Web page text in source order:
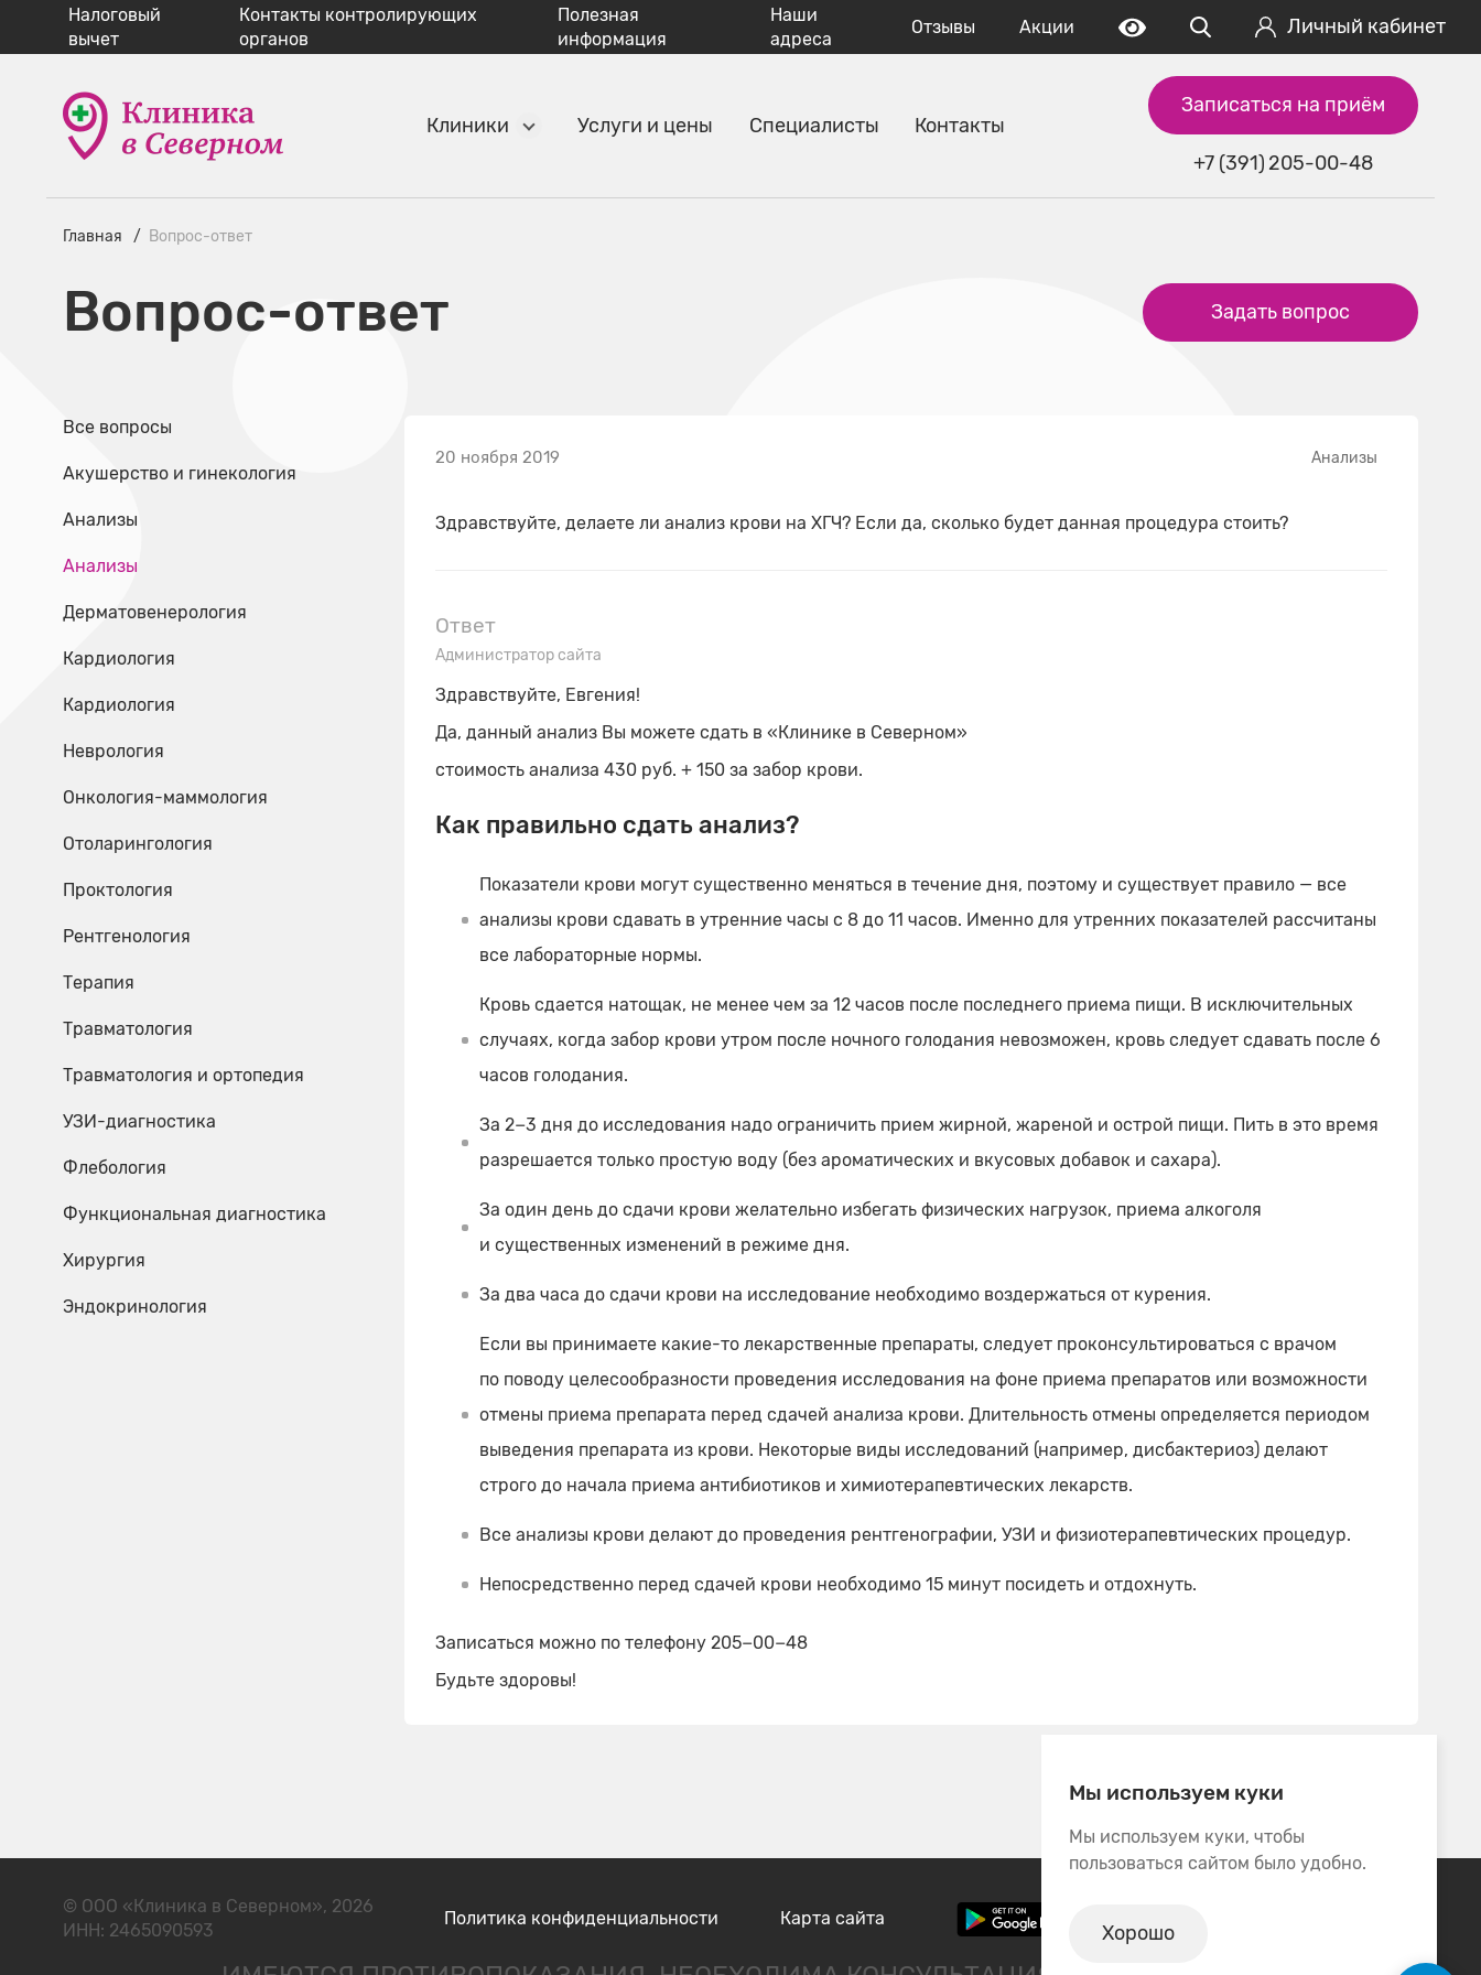
Налоговый
вычет
Контакты контролирующих
органов
Полезная
информация
Наши
адреса
Отзывы Акции Личный кабинет
Клиники Услуги и цены Специалисты
Контакты
+7 (391) 205-00-48
Записаться на приём
Главная Вопрос-ответ
Вопрос-ответ Задать вопрос
Все вопросы
Акушерство и гинекология
Анализы
Анализы
Дерматовенерология
Кардиология
Кардиология
Неврология
Онкология-маммология
Отоларингология
Проктология
Рентгенология
Терапия
Травматология
Травматология и ортопедия
УЗИ-диагностика
Флебология
Функциональная диагностика
Хирургия
Эндокринология
20 ноября 2019 Анализы
Здравствуйте, делаете ли анализ крови на ХГЧ? Если да, сколько будет данная процедура стоить?
Ответ
Администратор сайта
Здравствуйте, Евгения!
Да, данный анализ Вы можете сдать в «Клинике в Северном»
стоимость анализа 430 руб. + 150 за забор крови.
Как правильно сдать анализ?
Показатели крови могут существенно меняться в течение дня, поэтому и существует правило — все
анализы крови сдавать в утренние часы с 8 до 11 часов. Именно для утренних показателей рассчитаны
все лабораторные нормы.
Кровь сдается натощак, не менее чем за 12 часов после последнего приема пищи. В исключительных
случаях, когда забор крови утром после ночного голодания невозможен, кровь следует сдавать после 6
часов голодания.
За 2−3 дня до исследования надо ограничить прием жирной, жареной и острой пищи. Пить в это время
разрешается только простую воду (без ароматических и вкусовых добавок и сахара).
За один день до сдачи крови желательно избегать физических нагрузок, приема алкоголя
и существенных изменений в режиме дня.
За два часа до сдачи крови на исследование необходимо воздержаться от курения.
Если вы принимаете какие-то лекарственные препараты, следует проконсультироваться с врачом
по поводу целесообразности проведения исследования на фоне приема препаратов или возможности
отмены приема препарата перед сдачей анализа крови. Длительность отмены определяется периодом
выведения препарата из крови. Некоторые виды исследований (например, дисбактериоз) делают
строго до начала приема антибиотиков и химиотерапевтических лекарств.
Все анализы крови делают до проведения рентгенографии, УЗИ и физиотерапевтических процедур.
Непосредственно перед сдачей крови необходимо 15 минут посидеть и отдохнуть.
Записаться можно по телефону 205−00−48
Будьте здоровы!
© ООО «Клиника в Северном», 2026
ИНН: 2465090593
Политика конфиденциальности Карта сайта
Мы используем куки
Мы используем куки, чтобы
пользоваться сайтом было удобно.
Хорошо